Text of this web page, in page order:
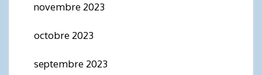
novembre 2023
octobre 2023
septembre 2023